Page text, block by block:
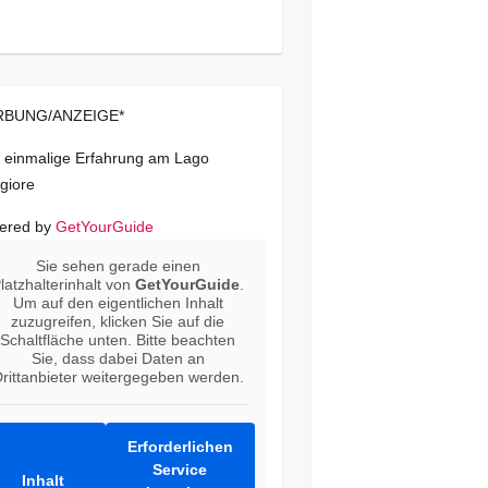
ANZEIGE*
einmalige Erfahrung am Lago
by GetYourGuide
Sie sehen gerade einen
vonGetYourGuide
Um auf den eigentlichen Inhalt
zuzugreifen, klicken Sie auf die
Schaltfläche unten. Bitte beachten
Sie, dass dabei Daten an
weitergegeben werden.
Inhalt
Erforderlichen
Service